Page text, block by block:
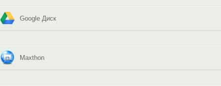
Google Диск
Maxthon